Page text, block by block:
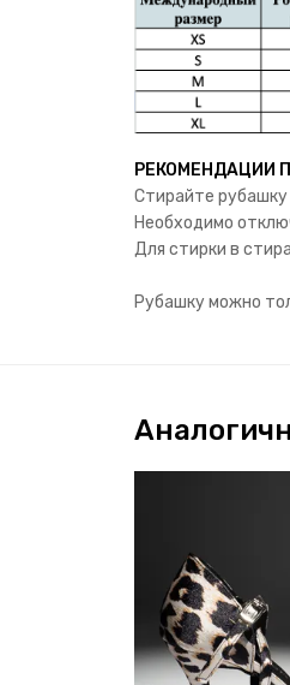
РЕКОМЕНДАЦИИ
Стирайте
Необходимо
Для стирки в
Рубашку можно